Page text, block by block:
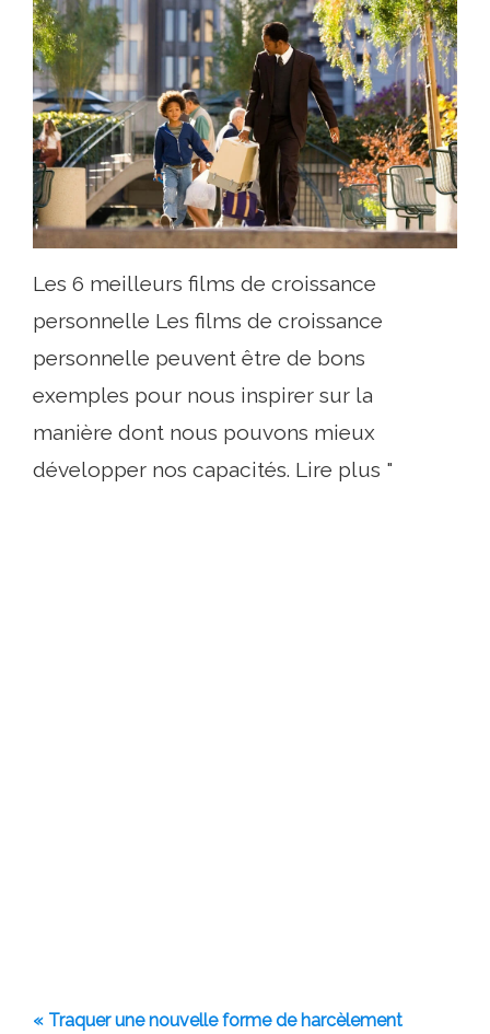
Les 6 meilleurs films de croissance
personnelle Les films de croissance
personnelle peuvent être de bons
exemples pour nous inspirer sur la
manière dont nous pouvons mieux
développer nos capacités. Lire plus "
« Traquer une nouvelle forme de harcèlement